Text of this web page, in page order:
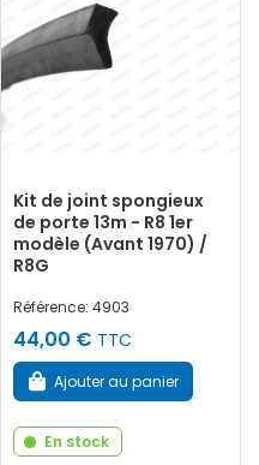
Kit de joint spongieux
de porte 13m - R8 1er
modèle (Avant 1970) /
R8G
Référence: 4903
44,00 € TTC
Ajouter au panier
En stock